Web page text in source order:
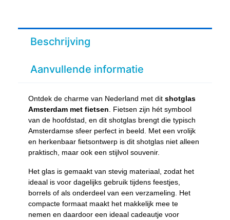
Beschrijving
Aanvullende informatie
Ontdek de charme van Nederland met dit shotglas
Amsterdam met fietsen . Fietsen zijn hét symbool
van de hoofdstad, en dit shotglas brengt die typisch
Amsterdamse sfeer perfect in beeld. Met een vrolijk
en herkenbaar fietsontwerp is dit shotglas niet alleen
praktisch, maar ook een stijlvol souvenir.
Het glas is gemaakt van stevig materiaal, zodat het
ideaal is voor dagelijks gebruik tijdens feestjes,
borrels of als onderdeel van een verzameling. Het
compacte formaat maakt het makkelijk mee te
nemen en daardoor een ideaal cadeautje voor